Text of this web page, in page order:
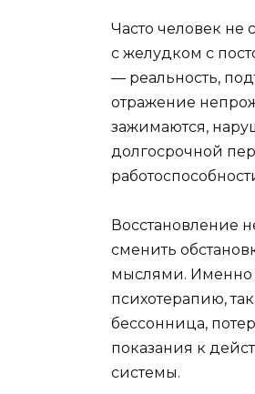
Часто человек
с желудком с
— реальность,
отражение
зажимаются,
долгосрочной
Восстановление
сменить
мыслями. Именно
психотерапию,
бессонница,
показания к
системы.